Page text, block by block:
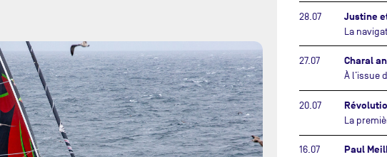
28.07
27.07
20.07
16.07